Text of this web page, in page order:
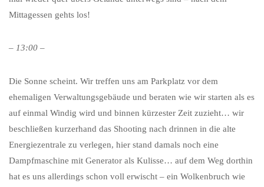
Mittagessen gehts los!
– 13:00 –
Die Sonne scheint. Wir treffen uns am Parkplatz vor dem
ehemaligen Verwaltungsgebäude und beraten wie wir starten als es
auf einmal Windig wird und binnen kürzester Zeit zuzieht… wir
beschließen kurzerhand das Shooting nach drinnen in die alte
Energiezentrale zu verlegen, hier stand damals noch eine
Dampfmaschine mit Generator als Kulisse… auf dem Weg dorthin
hat es uns allerdings schon voll erwischt – ein Wolkenbruch wie